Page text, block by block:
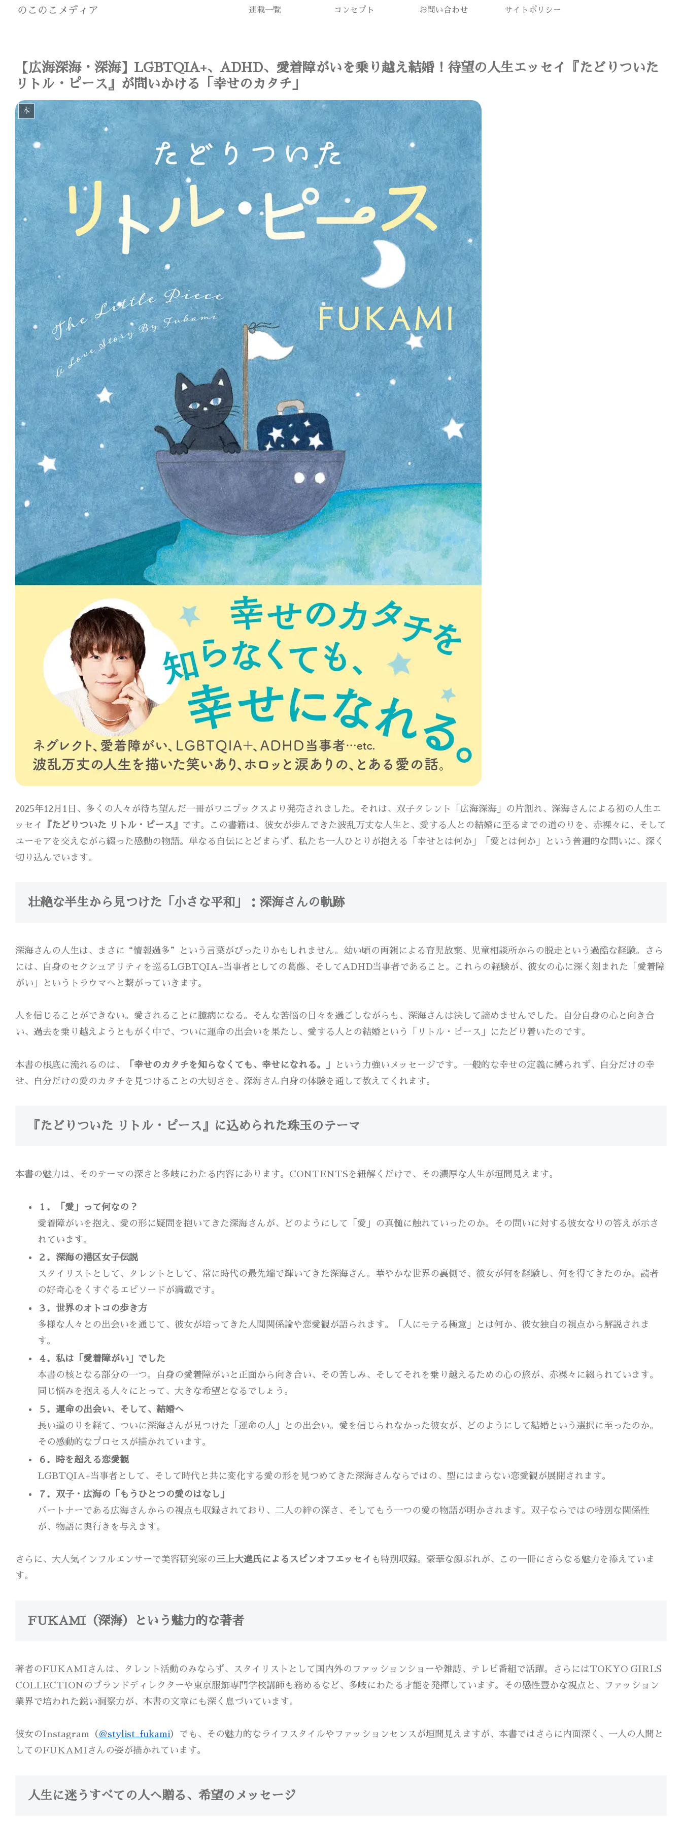
のこのこメディア 連載一覧 コンセプト お問い合わせ サイトポリシー
【広海深海・深海】LGBTQIA+、ADHD、愛着障がいを乗り越え結婚！待望の人生エッセイ『たどりついた
リトル・ピース』が問いかける「幸せのカタチ」
本
2025年12月1日、多くの人々が待ち望んだ一冊がワニブックスより発売されました。それは、双子タレント「広海深海」の片割れ、深海さんによる初の人生エ
ッセイ
『たどりついた リトル・ピース』
です。この書籍は、彼女が歩んできた波乱万丈な人生と、愛する人との結婚に至るまでの道のりを、赤裸々に、そして
ユーモアを交えながら綴った感動の物語。単なる自伝にとどまらず、私たち一人ひとりが抱える「幸せとは何か」「愛とは何か」という普遍的な問いに、深く
切り込んでいます。
壮絶な半生から見つけた「小さな平和」：深海さんの軌跡
深海さんの人生は、まさに“情報過多”という言葉がぴったりかもしれません。幼い頃の両親による育児放棄、児童相談所からの脱走という過酷な経験。さら
には、自身のセクシュアリティを巡るLGBTQIA+当事者としての葛藤、そしてADHD当事者であること。これらの経験が、彼女の心に深く刻まれた「愛着障
がい」というトラウマへと繋がっていきます。
人を信じることができない。愛されることに臆病になる。そんな苦悩の日々を過ごしながらも、深海さんは決して諦めませんでした。自分自身の心と向き合
い、過去を乗り越えようともがく中で、ついに運命の出会いを果たし、愛する人との結婚という「リトル・ピース」にたどり着いたのです。
本書の根底に流れるのは、 「幸せのカタチを知らなくても、幸せになれる。」
という力強いメッセージです。一般的な幸せの定義に縛られず、自分だけの幸
せ、自分だけの愛のカタチを見つけることの大切さを、深海さん自身の体験を通して教えてくれます。
『たどりついた リトル・ピース』に込められた珠玉のテーマ
本書の魅力は、そのテーマの深さと多岐にわたる内容にあります。CONTENTSを紐解くだけで、その濃厚な人生が垣間見えます。
１．「愛」って何なの？
愛着障がいを抱え、愛の形に疑問を抱いてきた深海さんが、どのようにして「愛」の真髄に触れていったのか。その問いに対する彼女なりの答えが示さ
れています。
２．深海の港区女子伝説
スタイリストとして、タレントとして、常に時代の最先端で輝いてきた深海さん。華やかな世界の裏側で、彼女が何を経験し、何を得てきたのか。読者
の好奇心をくすぐるエピソードが満載です。
３．世界のオトコの歩き方
多様な人々との出会いを通じて、彼女が培ってきた人間関係論や恋愛観が語られます。「人にモテる極意」とは何か、彼女独自の視点から解説されま
す。
４．私は「愛着障がい」でした
本書の核となる部分の一つ。自身の愛着障がいと正面から向き合い、その苦しみ、そしてそれを乗り越えるための心の旅が、赤裸々に綴られています。
同じ悩みを抱える人々にとって、大きな希望となるでしょう。
５．運命の出会い、そして、結婚へ
長い道のりを経て、ついに深海さんが見つけた「運命の人」との出会い。愛を信じられなかった彼女が、どのようにして結婚という選択に至ったのか。
その感動的なプロセスが描かれています。
６．時を超える恋愛観
LGBTQIA+当事者として、そして時代と共に変化する愛の形を見つめてきた深海さんならではの、型にはまらない恋愛観が展開されます。
７．双子・広海の「もうひとつの愛のはなし」
パートナーである広海さんからの視点も収録されており、二人の絆の深さ、そしてもう一つの愛の物語が明かされます。双子ならではの特別な関係性
が、物語に奥行きを与えます。
さらに、大人気インフルエンサーで美容研究家の三上大進氏によるスピンオフエッセイ も特別収録。豪華な顔ぶれが、この一冊にさらなる魅力を添えていま
す。
FUKAMI（深海）という魅力的な著者
著者のFUKAMIさんは、タレント活動のみならず、スタイリストとして国内外のファッションショーや雑誌、テレビ番組で活躍。さらにはTOKYO GIRLS
COLLECTIONのブランドディレクターや東京服飾専門学校講師も務めるなど、多岐にわたる才能を発揮しています。その感性豊かな視点と、ファッション
業界で培われた鋭い洞察力が、本書の文章にも深く息づいています。
彼女のInstagram（ ＠stylist_fukami）でも、その魅力的なライフスタイルやファッションセンスが垣間見えますが、本書ではさらに内面深く、一人の人間と
してのFUKAMIさんの姿が描かれています。
人生に迷うすべての人へ贈る、希望のメッセージ